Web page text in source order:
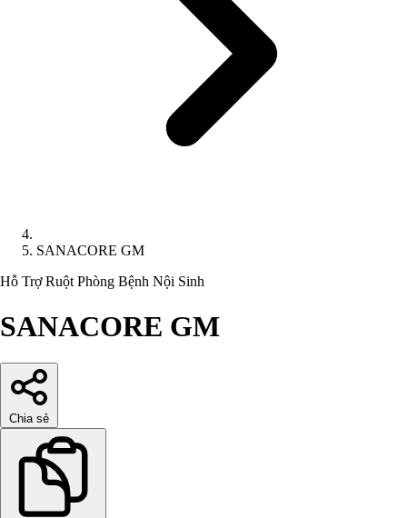
SANACORE GM
Hỗ Trợ Ruột Phòng Bệnh Nội Sinh
SANACORE GM
Chia sẻ